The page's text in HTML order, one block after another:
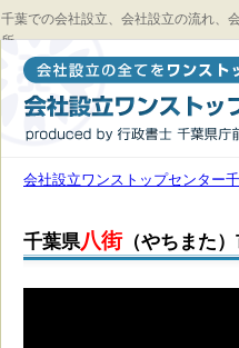
千葉での会社設立、会社設立の流れ、
所
会社設立ワンストップセンター
千葉県八街（やちまた